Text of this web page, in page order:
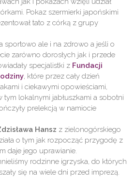
Pokaz szermierki japońskimi
tato z córką z grupy
sportowo ale i na zdrowo a jeśli o
zarówno dorosłych jak i przede
specjalistki z Fundacji
, które przez cały dzień
i ciekawymi opowieściami,
tym lokalnymi jabłuszkami a sobotni
prelekcją w namiocie
Hansz z zielonogórskiego
o tym jak rozpocząć przygodę z
daje jego uprawianie.
rodzinne igrzyska, do których
się na wiele dni przed imprezą.